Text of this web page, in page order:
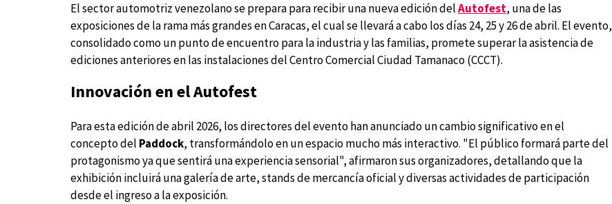
El sector automotriz venezolano se prepara para recibir una nueva edición delAutofest, una de las
exposiciones de la rama más grandes en Caracas, el cual se llevará a cabo los días 24, 25 y 26 de abril. El evento,
consolidado como un punto de encuentro para la industria y las familias, promete superar la asistencia de
ediciones anteriores en las instalaciones del Centro Comercial Ciudad Tamanaco (CCCT).
Innovación en el Autofest
Para esta edición de abril 2026, los directores del evento han anunciado un cambio significativo en el
concepto del Paddock, transformándolo en un espacio mucho más interactivo. "El público formará parte del
protagonismo ya que sentirá una experiencia sensorial", afirmaron sus organizadores, detallando que la
exhibición incluirá una galería de arte, stands de mercancía oficial y diversas actividades de participación
desde el ingreso a la exposición.